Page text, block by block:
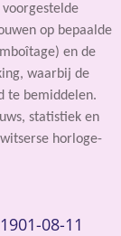
op bepaalde
en de
waarbij de
te bemiddelen.
statistiek en
horloge-
08-11